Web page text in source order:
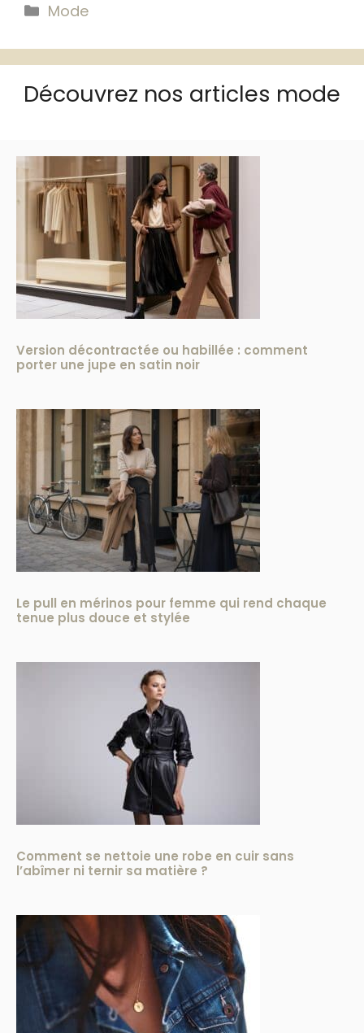
Catégories
Mode
Découvrez nos articles mode
Version décontractée ou habillée : comment
porter une jupe en satin noir
Le pull en mérinos pour femme qui rend chaque
tenue plus douce et stylée
Comment se nettoie une robe en cuir sans
l’abîmer ni ternir sa matière ?